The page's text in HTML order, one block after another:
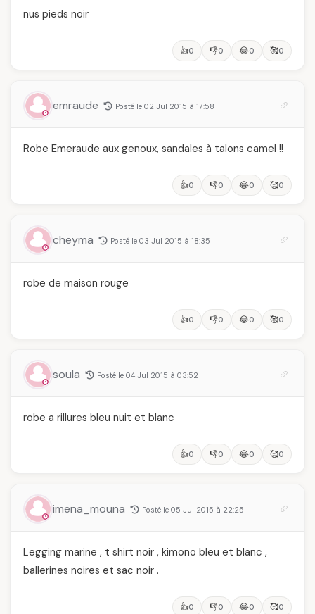
nus pieds noir
👍0 👎0 😂0 🥰0
emraude Posté le 02 Jul 2015 à 17:58
Robe Emeraude aux genoux, sandales à talons camel !!
👍0 👎0 😂0 🥰0
cheyma Posté le 03 Jul 2015 à 18:35
robe de maison rouge
👍0 👎0 😂0 🥰0
soula Posté le 04 Jul 2015 à 03:52
robe a rillures bleu nuit et blanc
👍0 👎0 😂0 🥰0
imena_mouna Posté le 05 Jul 2015 à 22:25
Legging marine , t shirt noir , kimono bleu et blanc ,
ballerines noires et sac noir .
👍0 👎0 😂0 🥰0